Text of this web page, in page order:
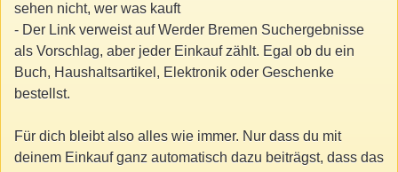
sehen nicht, wer was kauft
- Der Link verweist auf Werder Bremen Suchergebnisse
als Vorschlag, aber jeder Einkauf zählt. Egal ob du ein
Buch, Haushaltsartikel, Elektronik oder Geschenke
bestellst.
Für dich bleibt also alles wie immer. Nur dass du mit
deinem Einkauf ganz automatisch dazu beiträgst, dass das